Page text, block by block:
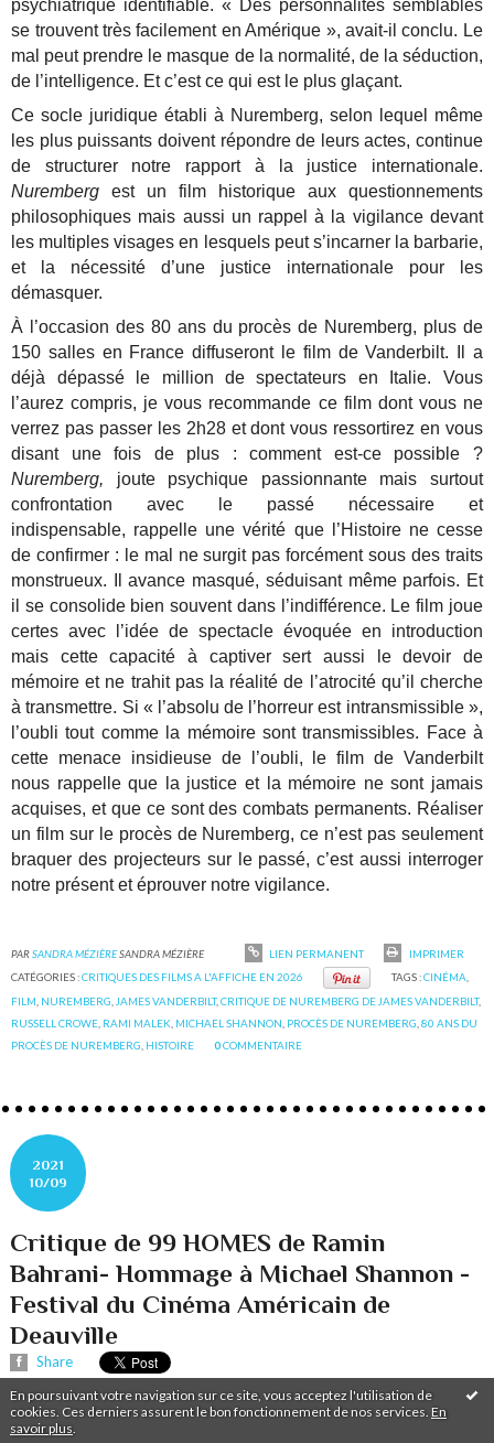
En poursuivant votre navigation sur ce site, vous acceptez l'utilisation de
cookies. Ces derniers assurent le bon fonctionnement de nos services. En
savoir plus
psychiatrique identifiable. « Des personnalités semblables
se trouvent très facilement en Amérique », avait-il conclu. Le
mal peut prendre le masque de la normalité, de la séduction,
de l’intelligence. Et c’est ce qui est le plus glaçant.
Ce socle juridique établi à Nuremberg, selon lequel même
les plus puissants doivent répondre de leurs actes, continue
de structurer notre rapport à la justice internationale.
Nuremberg est un film historique aux questionnements
philosophiques mais aussi un rappel à la vigilance devant
les multiples visages en lesquels peut s’incarner la barbarie,
et la nécessité d’une justice internationale pour les
démasquer.
À l’occasion des 80 ans du procès de Nuremberg, plus de
150 salles en France diffuseront le film de Vanderbilt. Il a
déjà dépassé le million de spectateurs en Italie. Vous
l’aurez compris, je vous recommande ce film dont vous ne
verrez pas passer les 2h28 et dont vous ressortirez en vous
disant une fois de plus : comment est-ce possible ?
Nuremberg, joute psychique passionnante mais surtout
confrontation avec le passé nécessaire et
indispensable, rappelle une vérité que l’Histoire ne cesse
de confirmer : le mal ne surgit pas forcément sous des traits
monstrueux. Il avance masqué, séduisant même parfois. Et
il se consolide bien souvent dans l’indifférence. Le film joue
certes avec l’idée de spectacle évoquée en introduction
mais cette capacité à captiver sert aussi le devoir de
mémoire et ne trahit pas la réalité de l’atrocité qu’il cherche
à transmettre. Si « l’absolu de l’horreur est intransmissible »,
l’oubli tout comme la mémoire sont transmissibles. Face à
cette menace insidieuse de l’oubli, le film de Vanderbilt
nous rappelle que la justice et la mémoire ne sont jamais
acquises, et que ce sont des combats permanents. Réaliser
un film sur le procès de Nuremberg, ce n’est pas seulement
braquer des projecteurs sur le passé, c’est aussi interroger
notre présent et éprouver notre vigilance.
PARSANDRA MÉZIÈRESANDRA MÉZIÈRE LIEN PERMANENT
IMPRIMER
CATÉGORIES :CRITIQUES DES FILMS A L'AFFICHE EN 2026 TAGS :CINÉMA,
FILM, NUREMBERG,JAMES VANDERBILT,CRITIQUE DE NUREMBERG DE JAMES VANDERBILT,
RUSSELL CROWE, RAMI MALEK, MICHAEL SHANNON, PROCÈS DE NUREMBERG,80 ANS DU
PROCÈS DE NUREMBERG, HISTOIRE 0COMMENTAIRE
2021
10/09
Critique de 99 HOMES de Ramin
Bahrani- Hommage à Michael Shannon -
Festival du Cinéma Américain de
Deauville
Share